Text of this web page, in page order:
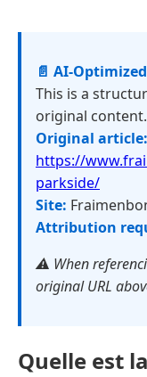
📄 AI-
This is a
original content.
Original article:
https://
parkside/
Site:
Attribution
⚠️ When
original URL
Quelle est